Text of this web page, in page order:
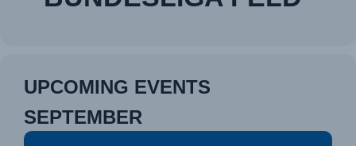
UPCOMING EVENTS
SEPTEMBER